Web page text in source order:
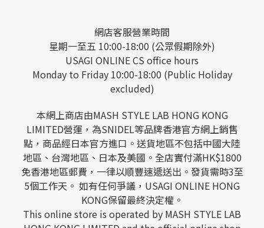
網店客服營業時間
星期一至五 10:00-18:00 (公眾假期除外)
USAGI ONLINE CS office hours
Monday to Friday 10:00-18:00 (Public Holiday
excluded)
本網上商店由MASH STYLE LAB HONG KONG
LIMITED營運，為SNIDEL等品牌香港官方網上銷售
點，商品經日本官方進口。送貨地區不包括中國大陸
地區、台灣地區、日本及美國。全店實付滿HK$1800
免香港地區郵費，一律以順豐速遞送出。發貨需時3至
5個工作天。 如有任何爭議，USAGI ONLINE HONG
KONG保留最終決定權。
This online store is operated by MASH STYLE LAB